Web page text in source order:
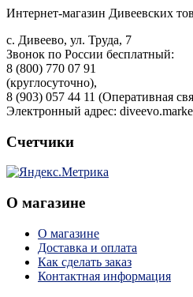
Интернет-магазин Дивеевских
с. Дивеево, ул. Труда, 7
Звонок по России бесплатный:
8 (800) 770 07 91
(круглосуточно),
8 (903) 057 44 11 (Оперативная
Электронный адрес:
Счетчики
О магазине
О магазине
Доставка и оплата
Как сделать заказ
Контактная информация